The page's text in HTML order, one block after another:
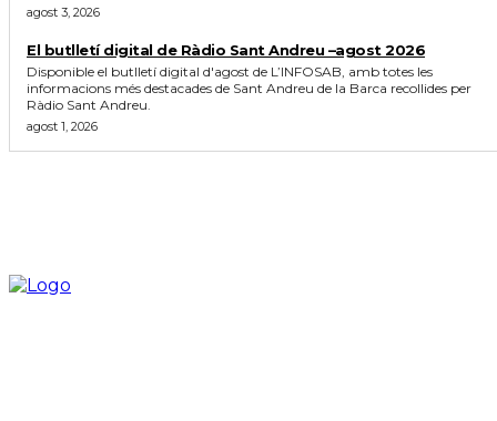
agost 3, 2026
El butlletí digital de Ràdio Sant Andreu –agost 2026
Disponible el butlletí digital d'agost de L’INFOSAB, amb totes les
informacions més destacades de Sant Andreu de la Barca recollides per
Ràdio Sant Andreu.
agost 1, 2026